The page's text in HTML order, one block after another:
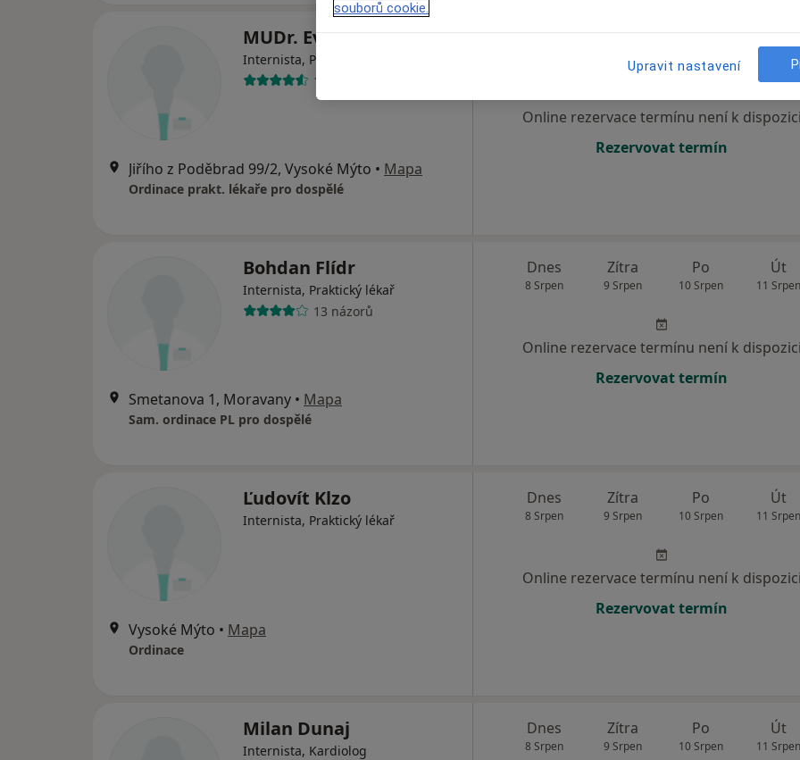
MUDr. Eva Jungová
Internista, Praktický lékař
15 názorů
Jiřího z Poděbrad 99/2, Vysoké Mýto • Mapa
Ordinace prakt. lékaře pro dospělé
Online rezervace termínu není k dispozici
Rezervovat termín
Bohdan Flídr
Internista, Praktický lékař
13 názorů
Smetanova 1, Moravany • Mapa
Sam. ordinace PL pro dospělé
Dnes
8 Srpen
Zítra
9 Srpen
Po
10 Srpen
Út
11 Srpen
Online rezervace termínu není k dispozici
Rezervovat termín
Ľudovít Klzo
Internista, Praktický lékař
Vysoké Mýto • Mapa
Ordinace
Dnes
8 Srpen
Zítra
9 Srpen
Po
10 Srpen
Út
11 Srpen
Online rezervace termínu není k dispozici
Rezervovat termín
Milan Dunaj
Internista, Kardiolog
Dnes
8 Srpen
Zítra
9 Srpen
Po
10 Srpen
Út
11 Srpen
souborů cookie.
Upravit nastavení